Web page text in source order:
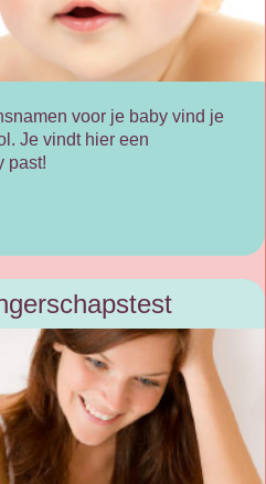
voor je baby vind je
Je vindt hier een
past!